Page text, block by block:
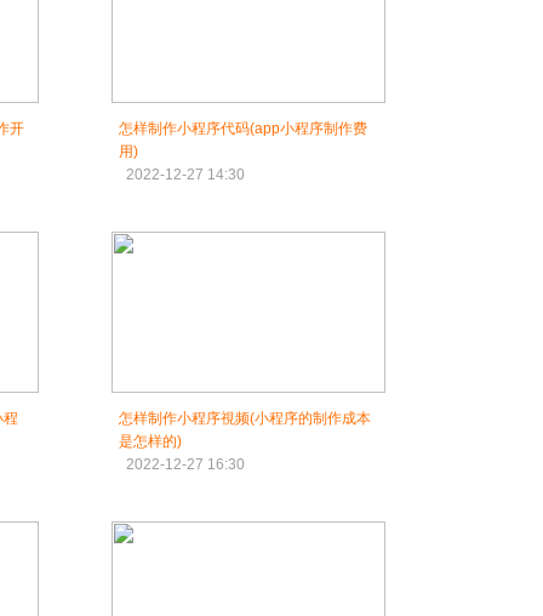
开
怎样制作小程序代码(app小程序制作费
用)
2022-12-27 14:30
怎样制作小程序視频(小程序的制作成本
是怎样的)
2022-12-27 16:30